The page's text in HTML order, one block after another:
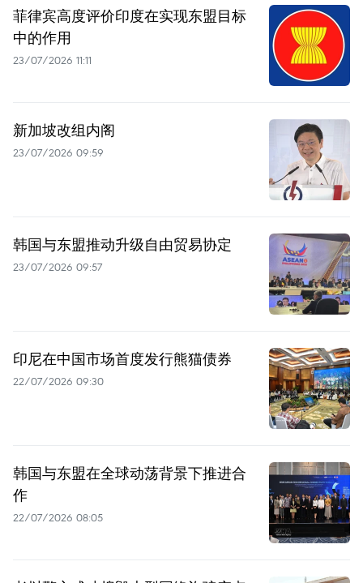
菲律宾高度评价印度在实现东盟目标
中的作用
23/07/2026 11:11
新加坡改组内阁
23/07/2026 09:59
韩国与东盟推动升级自由贸易协定
23/07/2026 09:57
印尼在中国市场首度发行熊猫债券
22/07/2026 09:30
韩国与东盟在全球动荡背景下推进合
作
22/07/2026 08:05